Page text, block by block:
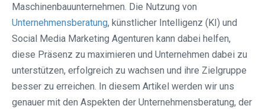
Maschinenbauunternehmen. Die Nutzung von
Unternehmensberatung, künstlicher Intelligenz (KI) und
Social Media Marketing Agenturen kann dabei helfen,
diese Präsenz zu maximieren und Unternehmen dabei zu
unterstützen, erfolgreich zu wachsen und ihre Zielgruppe
besser zu erreichen. In diesem Artikel werden wir uns
genauer mit den Aspekten der Unternehmensberatung, der